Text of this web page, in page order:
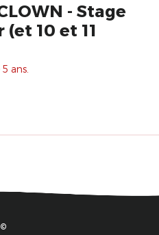
- Stage
10 et 11
ans.